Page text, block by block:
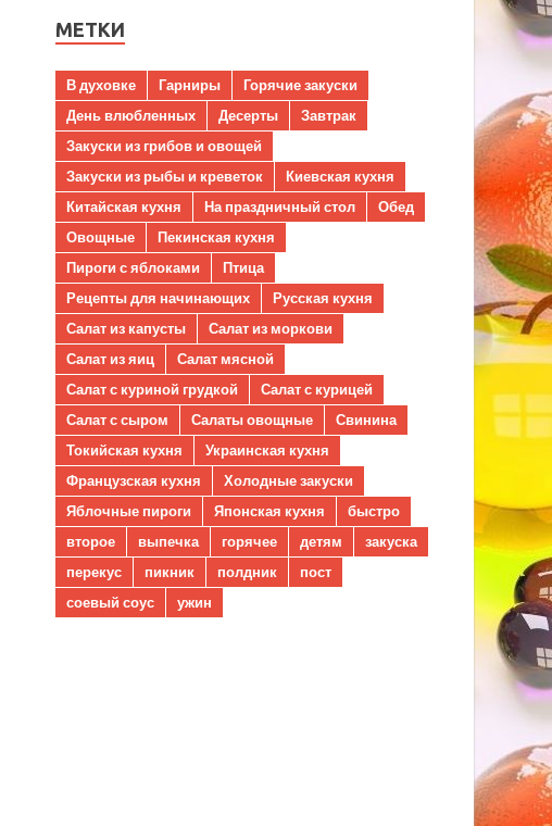
МЕТКИ
В духовке Гарниры
Горячие закуски
День влюбленных
Десерты
Завтрак
Закуски из грибов и овощей
Закуски из рыбы и креветок
Киевская кухня
Китайская кухня
На праздничный стол
Обед
Овощные
Пекинская кухня
Пироги с яблоками
Птица
Рецепты для начинающих
Русская кухня
Салат из капусты
Салат из моркови
Салат из яиц
Салат мясной
Салат с куриной грудкой
Салат с курицей
Салат с сыром
Салаты овощные
Свинина
Токийская кухня
Украинская кухня
Французская кухня
Холодные закуски
Яблочные пироги
Японская кухня
быстро
второе
выпечка горячее детям
закуска
перекус
пикник полдник
пост
соевый соус
ужин